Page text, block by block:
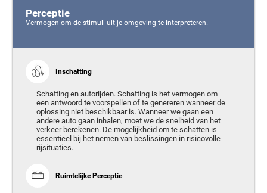
Perceptie
Vermogen om de stimuli uit je omgeving te interpreteren.
Inschatting
Schatting en autorijden. Schatting is het vermogen om
een antwoord te voorspellen of te genereren wanneer de
oplossing niet beschikbaar is. Wanneer we gaan een
andere auto gaan inhalen, moet we de snelheid van het
verkeer berekenen. De mogelijkheid om te schatten is
essentieel bij het nemen van beslissingen in risicovolle
rijsituaties.
Ruimtelijke Perceptie